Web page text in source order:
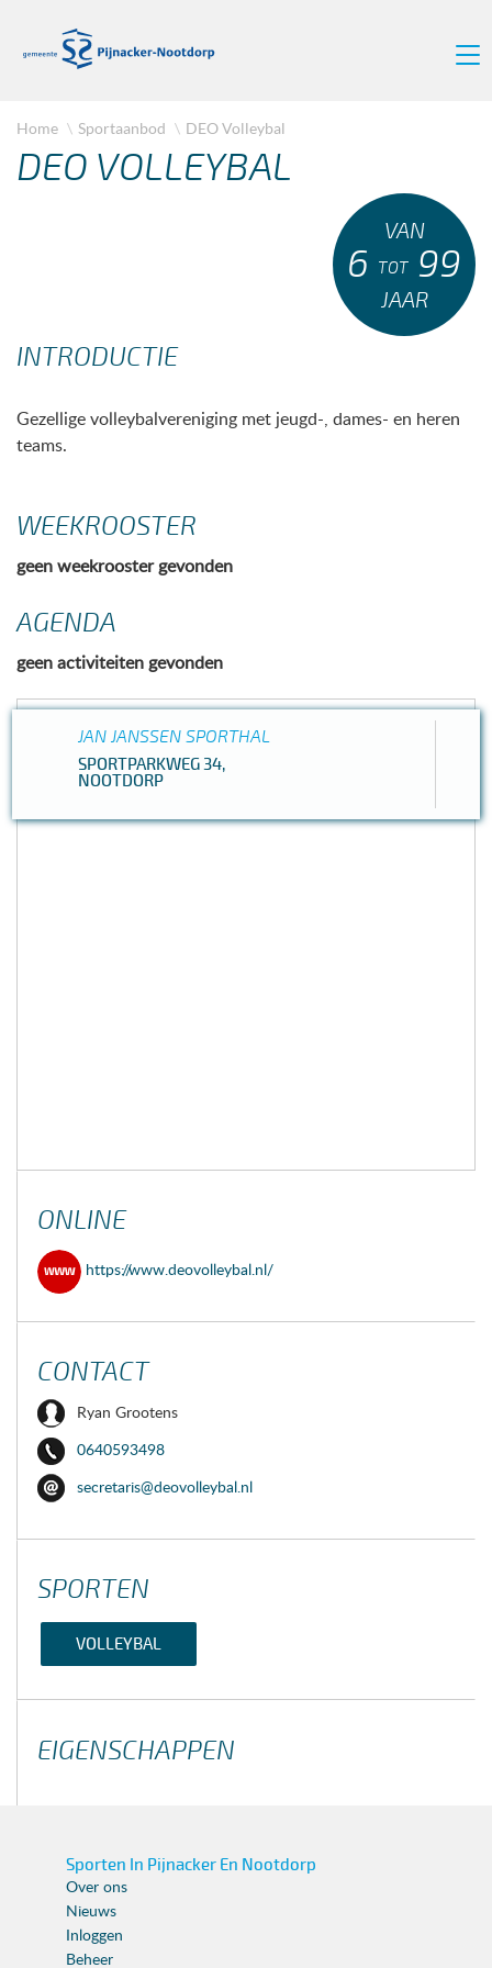
Home Sportaanbod DEO Volleybal
DEO VOLLEYBAL
VAN
6 TOT 99
JAAR
INTRODUCTIE
Gezellige volleybalvereniging met jeugd-, dames- en heren
teams.
WEEKROOSTER
geen weekrooster gevonden
AGENDA
geen activiteiten gevonden
JAN JANSSEN SPORTHAL
SPORTPARKWEG 34,
NOOTDORP
ONLINE
https://www.deovolleybal.nl/
CONTACT
Ryan Grootens
0640593498
secretaris@deovolleybal.nl
SPORTEN
VOLLEYBAL
EIGENSCHAPPEN
Sporten In Pijnacker En Nootdorp
Over ons
Nieuws
Inloggen
Beheer